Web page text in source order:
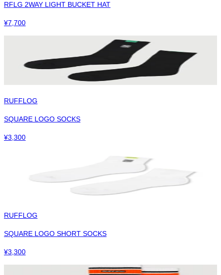
RFLG 2WAY LIGHT BUCKET HAT
¥7,700
RUFFLOG
SQUARE LOGO SOCKS
¥3,300
RUFFLOG
SQUARE LOGO SHORT SOCKS
¥3,300